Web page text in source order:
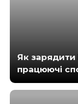
Як зарядити
працюючі